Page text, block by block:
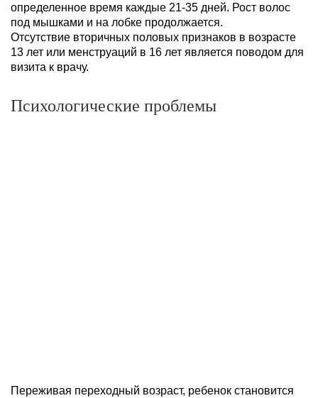
определенное время каждые 21-35 дней. Рост волос
под мышками и на лобке продолжается.
Отсутствие вторичных половых признаков в возрасте
13 лет или менструаций в 16 лет является поводом для
визита к врачу.
Психологические проблемы
Переживая переходный возраст, ребенок становится